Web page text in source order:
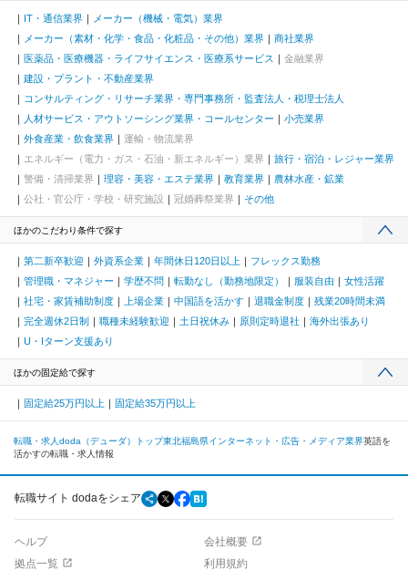
IT・通信業界
メーカー（機械・電気）業界
メーカー（素材・化学・食品・化粧品・その他）業界
商社業界
医薬品・医療機器・ライフサイエンス・医療系サービス
金融業界
建設・プラント・不動産業界
コンサルティング・リサーチ業界・専門事務所・監査法人・税理士法人
人材サービス・アウトソーシング業界・コールセンター
小売業界
外食産業・飲食業界
運輸・物流業界
エネルギー（電力・ガス・石油・新エネルギー）業界
旅行・宿泊・レジャー業界
警備・清掃業界
理容・美容・エステ業界 教育業界
農林水産・鉱業
公社・官公庁・学校・研究施設
冠婚葬祭業界 その他
ほかのこだわり条件で探す
第二新卒歓迎 外資系企業 年間休日120日以上
フレックス勤務
管理職・マネジャー
学歴不問 転勤なし（勤務地限定） 服装自由
女性活躍
社宅・家賃補助制度
上場企業 中国語を活かす 退職金制度
残業20時間未満
完全週休2日制
職種未経験歓迎 土日祝休み 原則定時退社
海外出張あり
U・Iターン支援あり
ほかの固定給で探す
固定給25万円以上 固定給35万円以上
転職・求人doda（デューダ）トップ東北福島県インターネット・広告・メディア業界英語を
活かすの転職・求人情報
転職サイト dodaをシェア
ヘルプ
会社概要
拠点一覧
利用規約